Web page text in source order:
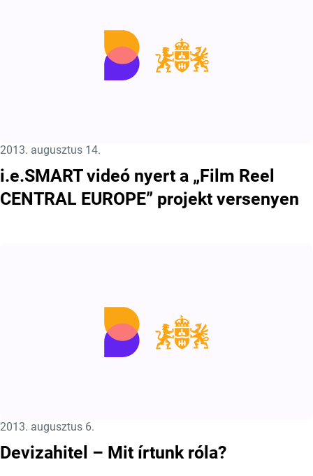
Közzétéve:
2013. augusztus 14.
i.e.SMART videó nyert a „Film Reel
CENTRAL EUROPE” projekt versenyen
Közzétéve:
2013. augusztus 6.
Devizahitel – Mit írtunk róla?